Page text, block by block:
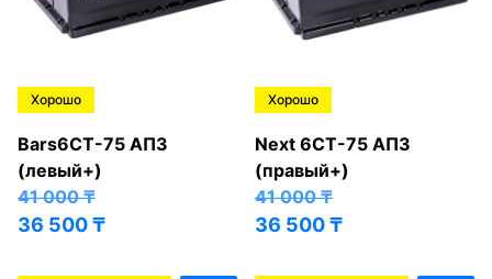
Хорошо
Bars6СТ-75 АПЗ
(левый+)
41 000₸
36 500₸
Хорошо
Next 6СТ-75 АПЗ
(правый+)
41 000₸
36 500₸